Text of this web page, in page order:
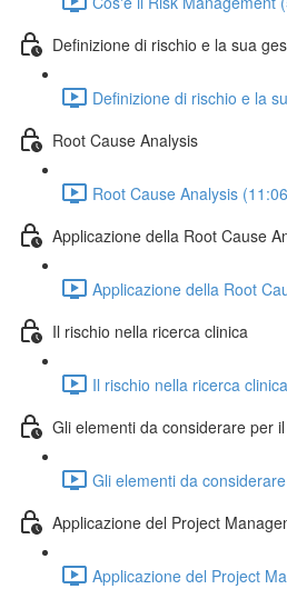
Definizione di rischio e la sua
Definizione di rischio e la
Root Cause Analysis
Root Cause Analysis
Applicazione della Root Cause
Applicazione della Root
Il rischio nella ricerca clinica
Il rischio nella ricerca
Gli elementi da considerare per
Gli elementi da
Applicazione del Project
Applicazione del Project